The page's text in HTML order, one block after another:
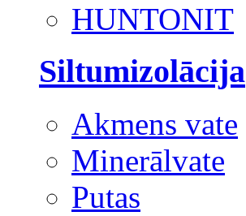
HUNTONIT
Siltumizolācija
Akmens vate
Minerālvate
Putas